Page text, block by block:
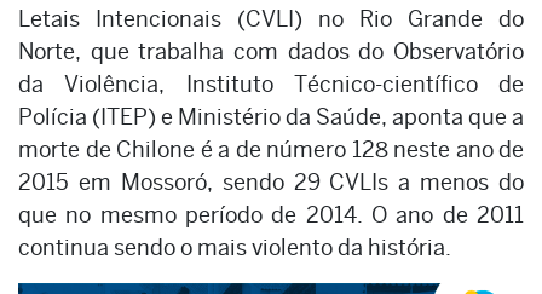
Letais Intencionais (CVLI) no Rio Grande do
Norte, que trabalha com dados do Observatório
da Violência, Instituto Técnico-científico de
Polícia (ITEP) e Ministério da Saúde, aponta que a
morte de Chilone é a de número 128 neste ano de
2015 em Mossoró, sendo 29 CVLIs a menos do
que no mesmo período de 2014. O ano de 2011
continua sendo o mais violento da história.